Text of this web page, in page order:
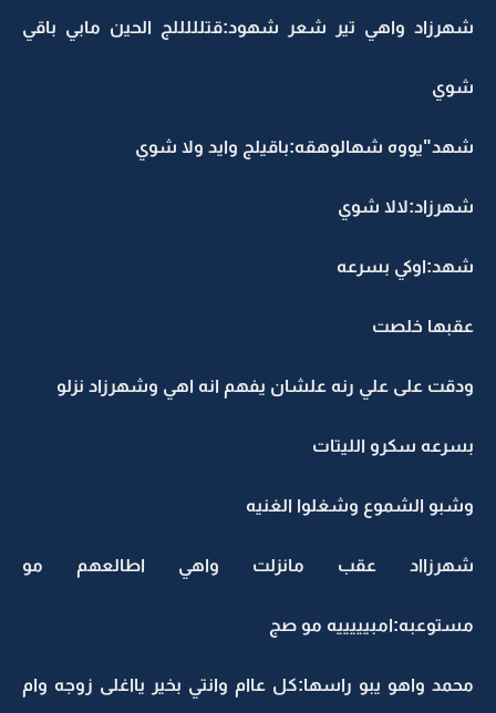
شهرزاد واهي تير شعر شهود:قتلللللج الحين مابي باقي
شوي
شهد"يووه شهالوهقه:باقيلج وايد ولا شوي
شهرزاد:لالا شوي
شهد:اوكي بسرعه
عقبها خلصت
ودقت على علي رنه علشان يفهم انه اهي وشهرزاد نزلو
بسرعه سكرو الليتات
وشبو الشموع وشغلوا الغنيه
شهرزااد عقب مانزلت واهي اطالعهم مو
مستوعبه:امبيييييه مو صج
محمد واهو يبو راسها:كل عاام وانتي بخير يااغلى زوجه وام